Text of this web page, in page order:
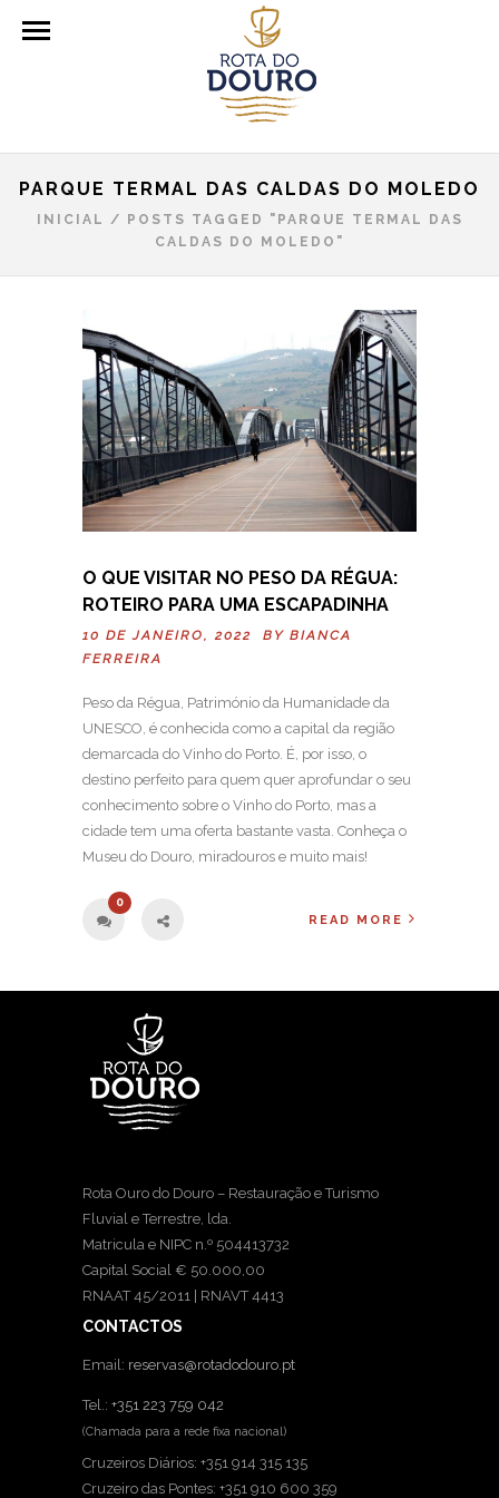
PARQUE TERMAL DAS CALDAS DO MOLEDO
INICIAL /
POSTS TAGGED "PARQUE TERMAL DAS
CALDAS DO MOLEDO"
O QUE VISITAR NO PESO DA RÉGUA:
ROTEIRO PARA UMA ESCAPADINHA
10 DE JANEIRO, 2022 BY BIANCA
FERREIRA
Peso da Régua, Património da Humanidade da
UNESCO, é conhecida como a capital da região
demarcada do Vinho do Porto. É, por isso, o
destino perfeito para quem quer aprofundar o seu
conhecimento sobre o Vinho do Porto, mas a
cidade tem uma oferta bastante vasta. Conheça o
Museu do Douro, miradouros e muito mais!
0
READ MORE
Rota Ouro do Douro – Restauração e Turismo
Fluvial e Terrestre, lda.
Matricula e NIPC n.º 504413732
Capital Social € 50.000,00
RNAAT 45/2011 | RNAVT 4413
CONTACTOS
Email: reservas@rotadodouro.pt
Tel.: +351 223 759 042
(Chamada para a rede fixa nacional)
Cruzeiros Diários: +351 914 315 135
Cruzeiro das Pontes: +351 910 600 359